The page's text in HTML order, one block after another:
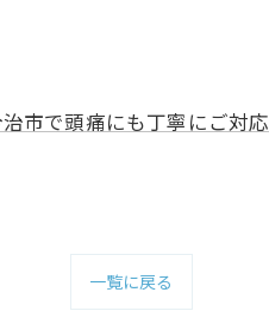
市で頭痛にも丁寧にご対応
一覧に戻る